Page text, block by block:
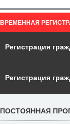
ВРЕМЕННАЯ
Регистрация
Регистрация
ПОСТОЯННАЯ